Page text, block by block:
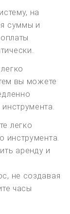
на
суммы и
вы можете
легко
инструмента.
аренду и
не создавая
часы